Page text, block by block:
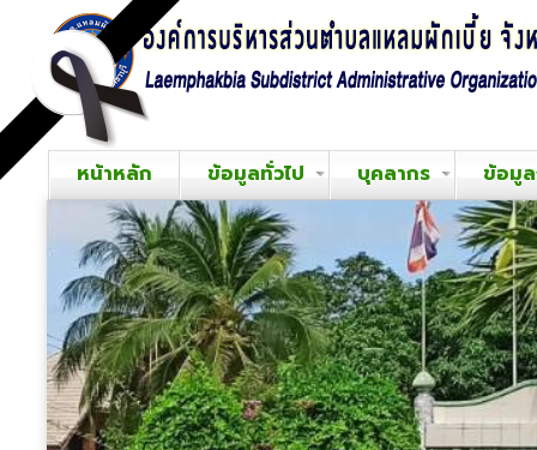
หน้าหลัก ข้อมูลทั่วไป บุคลากร ข้อมู